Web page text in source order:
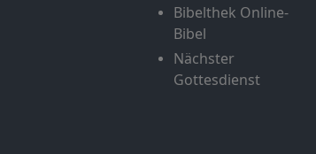
Bibelthek Online-
Bibel
Nächster
Gottesdienst